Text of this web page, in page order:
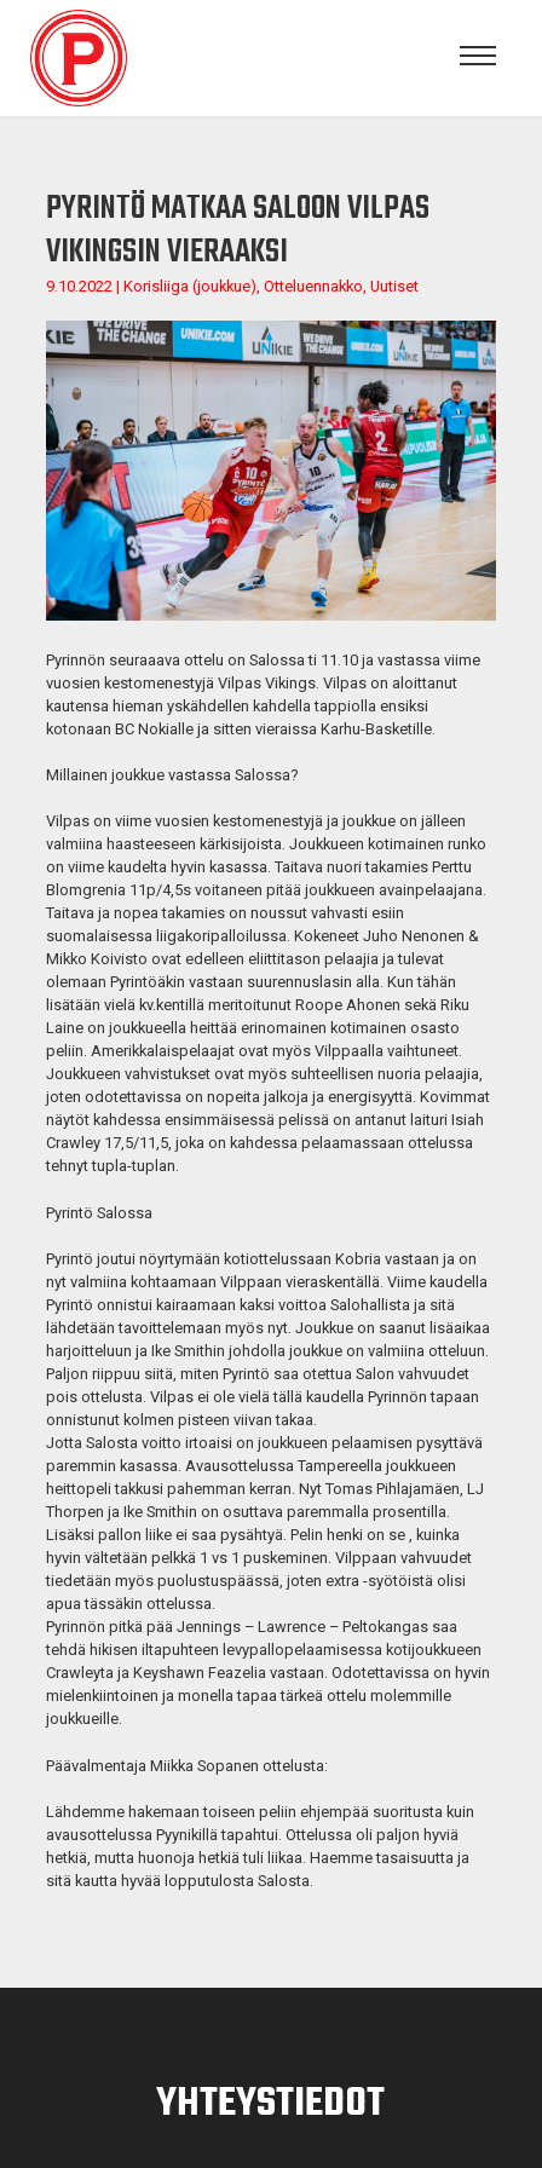
PYRINTÖ MATKAA SALOON VILPAS
VIKINGSIN VIERAAKSI
9.10.2022 | Korisliiga (joukkue), Otteluennakko, Uutiset
Pyrinnön seuraaava ottelu on Salossa ti 11.10 ja vastassa viime
vuosien kestomenestyjä Vilpas Vikings. Vilpas on aloittanut
kautensa hieman yskähdellen kahdella tappiolla ensiksi
kotonaan BC Nokialle ja sitten vieraissa Karhu-Basketille.
Millainen joukkue vastassa Salossa?
Vilpas on viime vuosien kestomenestyjä ja joukkue on jälleen
valmiina haasteeseen kärkisijoista. Joukkueen kotimainen runko
on viime kaudelta hyvin kasassa. Taitava nuori takamies Perttu
Blomgrenia 11p/4,5s voitaneen pitää joukkueen avainpelaajana.
Taitava ja nopea takamies on noussut vahvasti esiin
suomalaisessa liigakoripalloilussa. Kokeneet Juho Nenonen &
Mikko Koivisto ovat edelleen eliittitason pelaajia ja tulevat
olemaan Pyrintöäkin vastaan suurennuslasin alla. Kun tähän
lisätään vielä kv.kentillä meritoitunut Roope Ahonen sekä Riku
Laine on joukkueella heittää erinomainen kotimainen osasto
peliin. Amerikkalaispelaajat ovat myös Vilppaalla vaihtuneet.
Joukkueen vahvistukset ovat myös suhteellisen nuoria pelaajia,
joten odotettavissa on nopeita jalkoja ja energisyyttä. Kovimmat
näytöt kahdessa ensimmäisessä pelissä on antanut laituri Isiah
Crawley 17,5/11,5, joka on kahdessa pelaamassaan ottelussa
tehnyt tupla-tuplan.
Pyrintö Salossa
Pyrintö joutui nöyrtymään kotiottelussaan Kobria vastaan ja on
nyt valmiina kohtaamaan Vilppaan vieraskentällä. Viime kaudella
Pyrintö onnistui kairaamaan kaksi voittoa Salohallista ja sitä
lähdetään tavoittelemaan myös nyt. Joukkue on saanut lisäaikaa
harjoitteluun ja Ike Smithin johdolla joukkue on valmiina otteluun.
Paljon riippuu siitä, miten Pyrintö saa otettua Salon vahvuudet
pois ottelusta. Vilpas ei ole vielä tällä kaudella Pyrinnön tapaan
onnistunut kolmen pisteen viivan takaa.
Jotta Salosta voitto irtoaisi on joukkueen pelaamisen pysyttävä
paremmin kasassa. Avausottelussa Tampereella joukkueen
heittopeli takkusi pahemman kerran. Nyt Tomas Pihlajamäen, LJ
Thorpen ja Ike Smithin on osuttava paremmalla prosentilla.
Lisäksi pallon liike ei saa pysähtyä. Pelin henki on se , kuinka
hyvin vältetään pelkkä 1 vs 1 puskeminen. Vilppaan vahvuudet
tiedetään myös puolustuspäässä, joten extra -syötöistä olisi
apua tässäkin ottelussa.
Pyrinnön pitkä pää Jennings – Lawrence – Peltokangas saa
tehdä hikisen iltapuhteen levypallopelaamisessa kotijoukkueen
Crawleyta ja Keyshawn Feazelia vastaan. Odotettavissa on hyvin
mielenkiintoinen ja monella tapaa tärkeä ottelu molemmille
joukkueille.
Päävalmentaja Miikka Sopanen ottelusta:
Lähdemme hakemaan toiseen peliin ehjempää suoritusta kuin
avausottelussa Pyynikillä tapahtui. Ottelussa oli paljon hyviä
hetkiä, mutta huonoja hetkiä tuli liikaa. Haemme tasaisuutta ja
sitä kautta hyvää lopputulosta Salosta.
YHTEYSTIEDOT